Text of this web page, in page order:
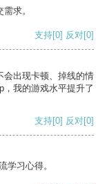
求。
支持[0] 反对[0]
会出现卡顿、掉线的情
我的游戏水平提升了
支持[0] 反对[0]
学习心得。